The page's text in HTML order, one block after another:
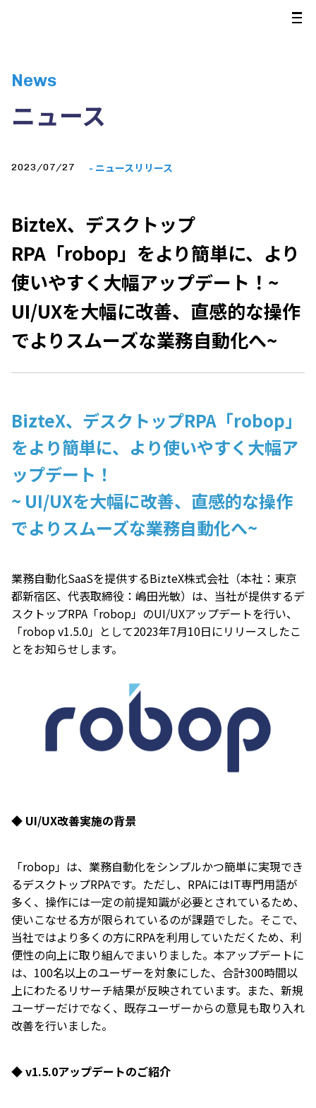
News
ニュース
2023/07/27 - ニュースリリース
BizteX、デスクトップ
RPA「robop」をより簡単に、より
使いやすく大幅アップデート！~
UI/UXを大幅に改善、直感的な操作
でよりスムーズな業務自動化へ~
BizteX、デスクトップRPA「robop」
をより簡単に、より使いやすく大幅ア
ップデート！
~ UI/UXを大幅に改善、直感的な操作
でよりスムーズな業務自動化へ~
業務自動化SaaSを提供するBizteX株式会社（本社：東京
都新宿区、代表取締役：嶋田光敏）は、当社が提供するデ
スクトップRPA「robop」のUI/UXアップデートを行い、
「robop v1.5.0」として2023年7月10日にリリースしたこ
とをお知らせします。
◆ UI/UX改善実施の背景
「robop」は、業務自動化をシンプルかつ簡単に実現でき
るデスクトップRPAです。ただし、RPAにはIT専門用語が
多く、操作には一定の前提知識が必要とされているため、
使いこなせる方が限られているのが課題でした。そこで、
当社ではより多くの方にRPAを利用していただくため、利
便性の向上に取り組んでまいりました。本アップデートに
は、100名以上のユーザーを対象にした、合計300時間以
上にわたるリサーチ結果が反映されています。また、新規
ユーザーだけでなく、既存ユーザーからの意見も取り入れ
改善を行いました。
◆ v1.5.0アップデートのご紹介